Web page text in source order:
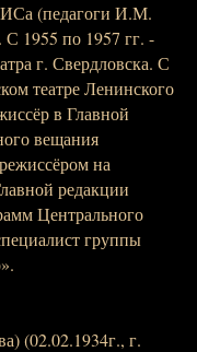
(педагоги И.М.
1955 по 1957 гг. -
г. Свердловска. С
театре Ленинского
в Главной
вещания
на
редакции
Центрального
группы
(02.02.1934г., г.